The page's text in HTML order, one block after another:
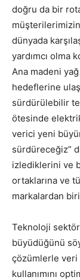
doğru da bir
dünyada
yardımcı olma
Ana madeni
hedeflerine
sürdürülebilir
ötesinde
verici yeni
sürdüreceğiz”
izlediklerini ve
ortaklarına ve
markalardan
Teknoloji
büyüdüğünü
çözümlerle
kullanımını